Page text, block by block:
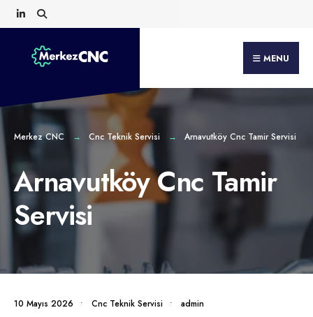
Skip
to
content
MENU
Merkez CNC Cnc Teknik Servisi Arnavutköy Cnc Tamir Servisi
Arnavutköy Cnc Tamir
Servisi
10 Mayıs 2026 • Cnc Teknik Servisi • admin
Search
for: